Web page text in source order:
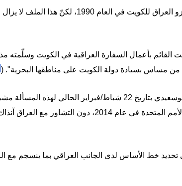
وحدّدت الأمم المتحدة في العام 1993 الحدود البحرية والبرية بين البلدين، إثر غزو العراق للكويت في
القائم بأعمال السفارة العراقية في الكويت وسلّمته
من مساس بسيادة دولة الكويت على مناطقها البحرية". (
وتطرّق وزير الخارجيّة العراقيّ فؤاد حسين في اتصال مع نظيره العماني بدر البوسعيدي بتاريخ 22 شباط/فبراير الحالي
"أن الحكومة الكويتية كانت قد أودعت خرائطها البحرية وخطوط الأساس لدى الأمم المتحدة في عام 2014، دون
خط الأساس لدى الجانب العراقي بما ينسجم مع